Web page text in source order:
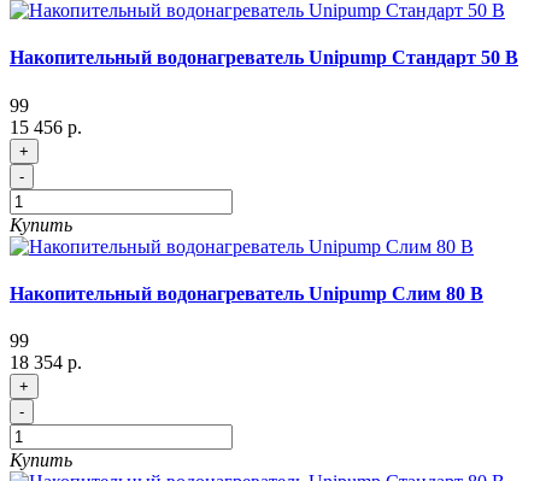
Накопительный водонагреватель Unipump Стандарт 50 В
99
15 456 р.
+
-
Купить
Накопительный водонагреватель Unipump Слим 80 В
99
18 354 р.
+
-
Купить